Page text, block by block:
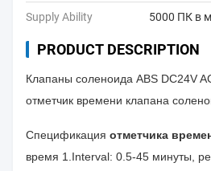
Supply Ability 5000 ПК в
PRODUCT DESCRIPTION
Клапаны соленоида ABS DC24V
отметчик времени клапана
Спецификация отметчика
время 1.Interval: 0.5-45 минуты,